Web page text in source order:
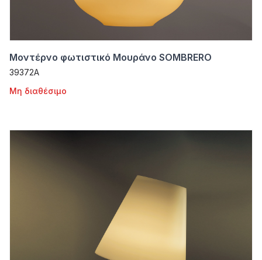
Μοντέρνο φωτιστικό Μουράνο SOMBRERO
39372A
Μη διαθέσιμο